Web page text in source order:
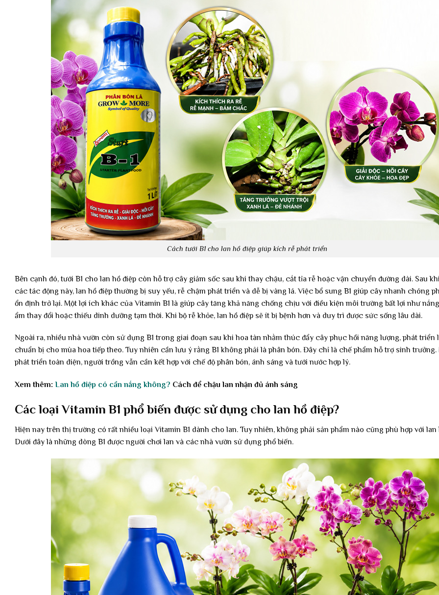
Cách tưới B1 cho lan hồ điệp giúp kích rễ phát triển
Bên cạnh đó, tưới B1 cho lan hồ điệp còn hỗ trợ cây giảm sốc sau khi thay chậu, cắt tỉa rễ hoặc vận chuyển đường dài. Sau
các tác động này, lan hồ điệp thường bị suy yếu, rễ chậm phát triển và dễ bị vàng lá. Việc bổ sung B1 giúp cây nhanh chóng
ổn định trở lại. Một lợi ích khác của Vitamin B1 là giúp cây tăng khả năng chống chịu với điều kiện môi trường bất lợi như
ẩm thay đổi hoặc thiếu dinh dưỡng tạm thời. Khi bộ rễ khỏe, lan hồ điệp sẽ ít bị bệnh hơn và duy trì được sức sống lâu dài.
Ngoài ra, nhiều nhà vườn còn sử dụng B1 trong giai đoạn sau khi hoa tàn nhằm thúc đẩy cây phục hồi năng lượng, phát triển
chuẩn bị cho mùa hoa tiếp theo. Tuy nhiên cần lưu ý rằng B1 không phải là phân bón. Đây chỉ là chế phẩm hỗ trợ sinh trưởng.
phát triển toàn diện, người trồng vẫn cần kết hợp với chế độ phân bón, ánh sáng và tưới nước hợp lý.
Xem thêm: Lan hồ điệp có cần nắng không? Cách để chậu lan nhận đủ ánh sáng
Các loại Vitamin B1 phổ biến được sử dụng cho lan hồ điệp?
Hiện nay trên thị trường có rất nhiều loại Vitamin B1 dành cho lan. Tuy nhiên, không phải sản phẩm nào cũng phù hợp với lan
Dưới đây là những dòng B1 được người chơi lan và các nhà vườn sử dụng phổ biến.